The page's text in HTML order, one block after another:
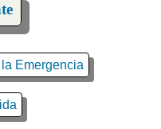
Emergencia